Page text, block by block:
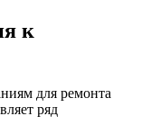
к
для ремонта
ряд